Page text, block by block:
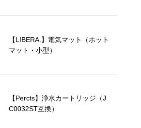
【LIBERA.】電気マット（ホット
マット・小型）
【Percts】浄水カートリッジ（J
C0032ST互換）